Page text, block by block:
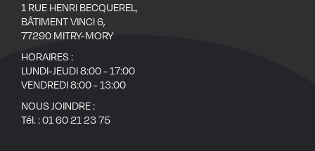
1 RUE HENRI BECQUEREL,
BÂTIMENT VINCI 6,
77290 MITRY-MORY
HORAIRES :
LUNDI-JEUDI 8:00 - 17:00
VENDREDI 8:00 - 13:00
NOUS JOINDRE :
Tél. :01 60 21 23 75